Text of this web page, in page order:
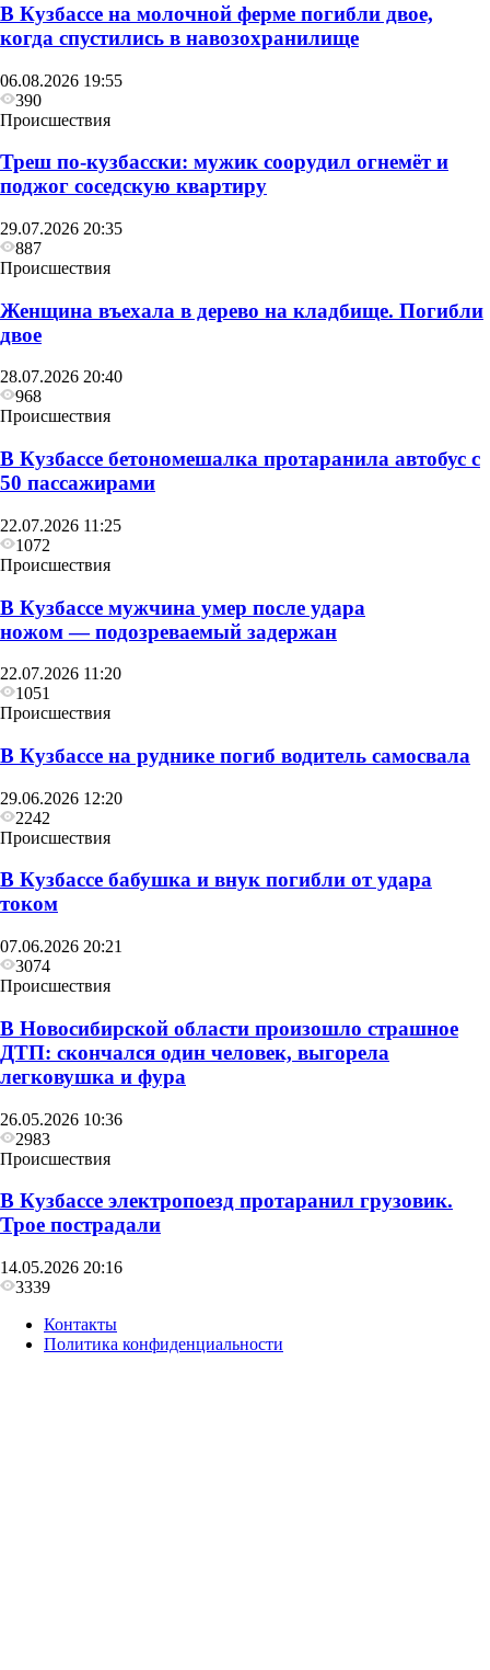
В Кузбассе на молочной ферме погибли двое,
когда спустились в навозохранилище
06.08.2026 19:55
390
Происшествия
Треш по-кузбасски: мужик соорудил огнемёт и
поджог соседскую квартиру
29.07.2026 20:35
887
Происшествия
Женщина въехала в дерево на кладбище. Погибли
двое
28.07.2026 20:40
968
Происшествия
В Кузбассе бетономешалка протаранила автобус с
50 пассажирами
22.07.2026 11:25
1072
Происшествия
В Кузбассе мужчина умер после удара
ножом — подозреваемый задержан
22.07.2026 11:20
1051
Происшествия
В Кузбассе на руднике погиб водитель самосвала
29.06.2026 12:20
2242
Происшествия
В Кузбассе бабушка и внук погибли от удара
током
07.06.2026 20:21
3074
Происшествия
В Новосибирской области произошло страшное
ДТП: скончался один человек, выгорела
легковушка и фура
26.05.2026 10:36
2983
Происшествия
В Кузбассе электропоезд протаранил грузовик.
Трое пострадали
14.05.2026 20:16
3339
Контакты
Политика конфиденциальности